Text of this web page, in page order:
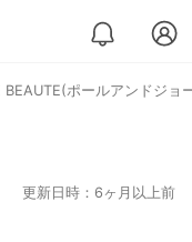
BEAUTE(ポールアンドジ
更新日時：6ヶ月以上前